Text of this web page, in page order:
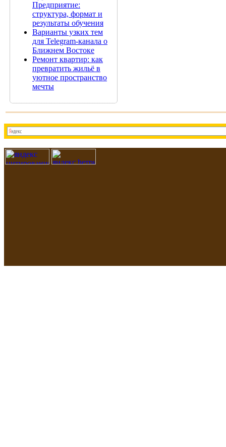
Предприятие:
структура, формат и
результаты обучения
Варианты узких тем
для Telegram-канала о
Ближнем Востоке
Ремонт квартир: как
превратить жильё в
уютное пространство
мечты